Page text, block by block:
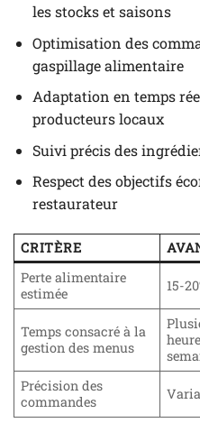
les stocks et saisons
Optimisation des
gaspillage alimentaire
Adaptation en temps
producteurs locaux
Suivi précis des
Respect des objectifs
restaurateur
CRITÈRE
Perte alimentaire
estimée
15-
Temps consacré à la
gestion des menus
Précision des
commandes